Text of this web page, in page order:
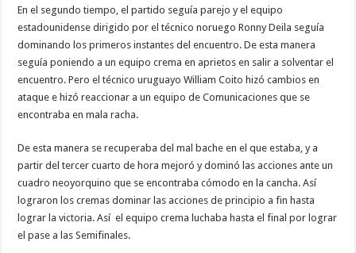
En el segundo tiempo, el partido seguía parejo y el equipo
estadounidense dirigido por el técnico noruego Ronny Deila seguía
dominando los primeros instantes del encuentro. De esta manera
seguía poniendo a un equipo crema en aprietos en salir a solventar el
encuentro. Pero el técnico uruguayo William Coito hizó cambios en
ataque e hizó reaccionar a un equipo de Comunicaciones que se
encontraba en mala racha.
De esta manera se recuperaba del mal bache en el que estaba, y a
partir del tercer cuarto de hora mejoró y dominó las acciones ante un
cuadro neoyorquino que se encontraba cómodo en la cancha. Así
lograron los cremas dominar las acciones de principio a fin hasta
lograr la victoria. Así el equipo crema luchaba hasta el final por lograr
el pase a las Semifinales.